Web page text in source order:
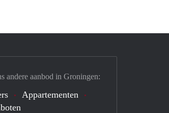
andere aanbod in Groningen:
Appartementen